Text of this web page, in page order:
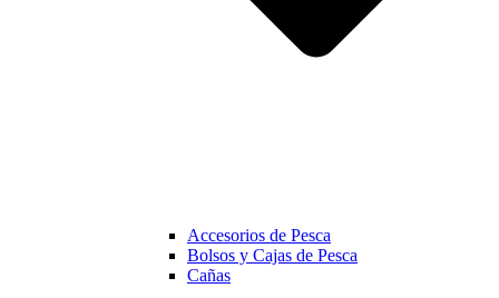
Accesorios de Pesca
Bolsos y Cajas de Pesca
Cañas